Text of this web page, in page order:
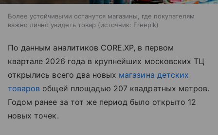
Более устойчивыми останутся магазины, где покупателям
важно лично увидеть товар
источник: Freepik
По данным аналитиков CORE.XP, в первом
квартале 2026 года в крупнейших московских ТЦ
открылись всего два новых магазина детских
товаров общей площадью 207 квадратных метров.
Годом ранее за тот же период было открыто 12
новых точек.